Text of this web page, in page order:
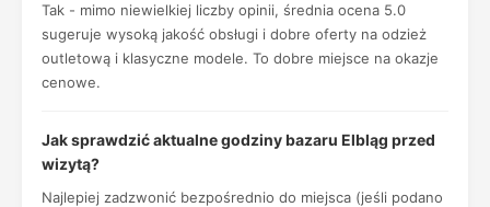
Tak - mimo niewielkiej liczby opinii, średnia ocena 5.0
sugeruje wysoką jakość obsługi i dobre oferty na odzież
outletową i klasyczne modele. To dobre miejsce na okazje
cenowe.
Jak sprawdzić aktualne godziny bazaru Elbląg przed
wizytą?
Najlepiej zadzwonić bezpośrednio do miejsca (jeśli podano